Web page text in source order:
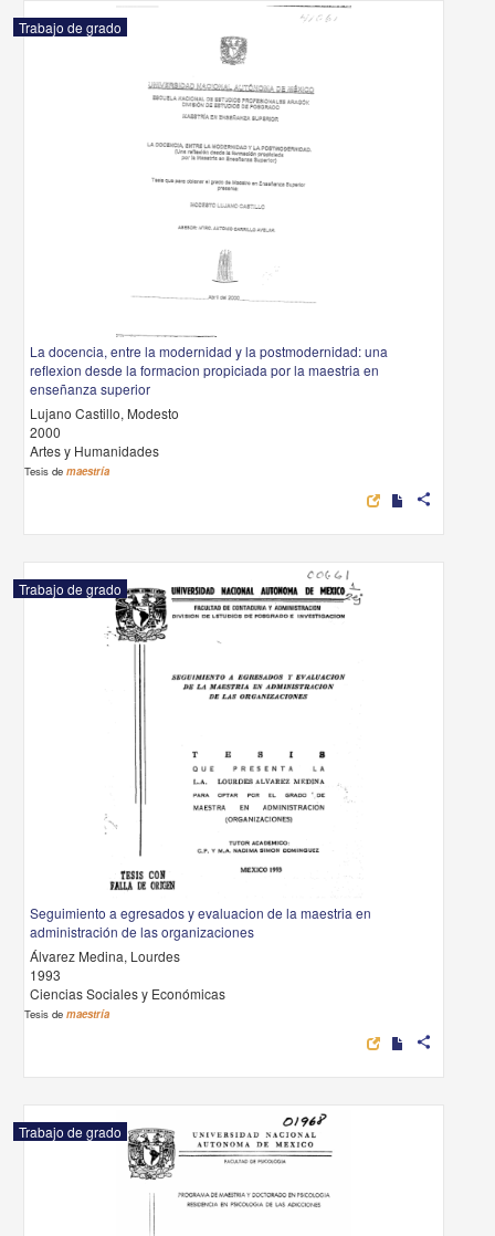
Trabajo de grado
La docencia, entre la modernidad y la postmodernidad: una
reflexion desde la formacion propiciada por la maestria en
enseñanza superior
Lujano Castillo, Modesto
2000
Artes y Humanidades
Tesis demaestría
share
Trabajo de grado
Seguimiento a egresados y evaluacion de la maestria en
administración de las organizaciones
Álvarez Medina, Lourdes
1993
Ciencias Sociales y Económicas
Tesis demaestría
share
Trabajo de grado